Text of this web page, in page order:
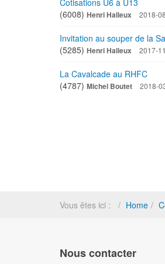
Cotisations U6 à U13
(6008) Henri Halleux 2018-
Invitation au souper de la
(5285) Henri Halleux 2017-
La Cavalcade au RHFC
(4787) Michel Boutet 2018-
Vous êtes ici : Home
Nous contacter